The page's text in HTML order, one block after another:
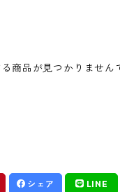
商品が見つかりません
シェア LINE